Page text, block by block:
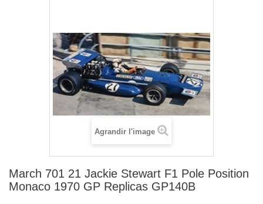
Agrandir l'image
March 701 21 Jackie Stewart F1 Pole Position
Monaco 1970 GP Replicas GP140B